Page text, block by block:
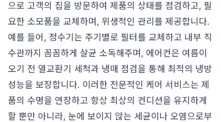
으로 고객의 집을 방문하여 제품의 상태를 점검하고, 필
요한 소모품을 교체하며, 위생적인 관리를 제공합니다.
예를 들어, 정수기는 주기별로 필터를 교체하고 내부 직
수관까지 꼼꼼하게 살균 소독해주며, 에어컨은 여름이
오기 전 열교환기 세척과 냉매 점검을 통해 최적의 냉방
성능을 보장합니다. 이러한 전문적인 케어 서비스는 제
품의 수명을 연장하고 항상 최상의 컨디션을 유지하게
할 뿐만 아니라, 눈에 보이지 않는 세균이나 오염으로부